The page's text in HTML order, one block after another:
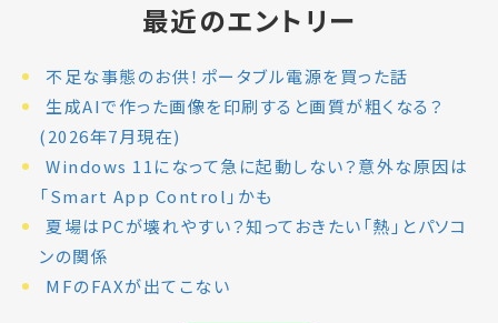
最近のエントリー
不足な事態のお供！ポータブル電源を買った話
生成AIで作った画像を印刷すると画質が粗くなる？
(2026年7月現在)
Windows 11になって急に起動しない？意外な原因は
「Smart App Control」かも
夏場はPCが壊れやすい？知っておきたい「熱」とパソコ
ンの関係
MFのFAXが出てこない